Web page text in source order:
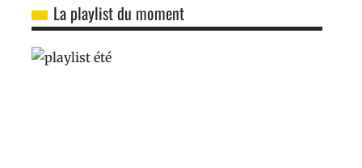
La playlist du moment